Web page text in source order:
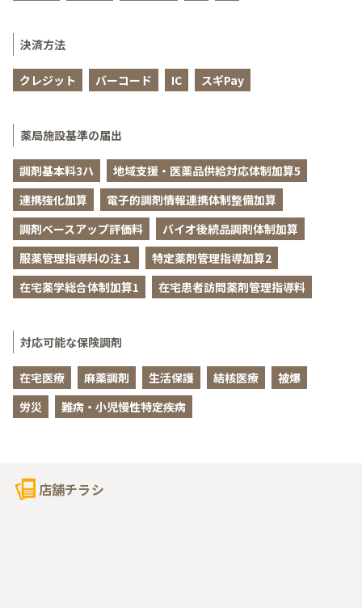
決済方法
クレジット バーコード IC スギPay
薬局施設基準の届出
調剤基本料3ハ
地域支援・医薬品供給対応体制加算5
連携強化加算
電子的調剤情報連携体制整備加算
調剤ベースアップ評価料
バイオ後続品調剤体制加算
服薬管理指導料の注１
特定薬剤管理指導加算2
在宅薬学総合体制加算1
在宅患者訪問薬剤管理指導料
対応可能な保険調剤
在宅医療 麻薬調剤 生活保護 結核医療
被爆
労災
難病・小児慢性特定疾病
店舗チラシ